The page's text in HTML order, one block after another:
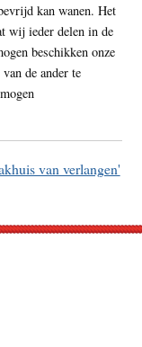
kan wanen. Het
wij ieder delen in de
beschikken onze
de ander te
van verlangen'